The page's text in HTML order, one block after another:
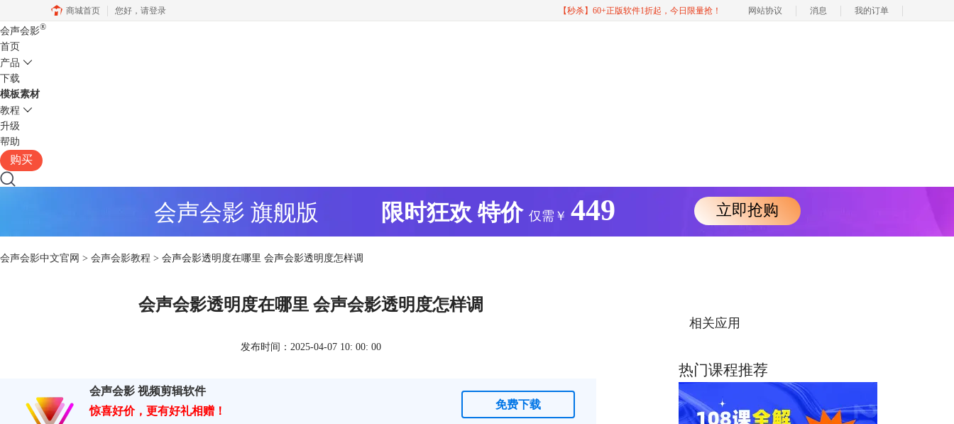
商城首页 您好， 请登录 【秒杀】60+正版软件1折起，今日限量抢！ 网站协议 消息 我的订单
会声会影®
首页
产品
下载
模板素材
教程
升级
帮助
购买
会声会影 旗舰版 限时狂欢 特价 仅需￥ 449 立即抢购
会声会影中文官网 > 会声会影教程 > 会声会影透明度在哪里 会声会影透明度怎样调
会声会影透明度在哪里 会声会影透明度怎样调
发布时间：2025-04-07 10: 00: 00
会声会影 视频剪辑软件
惊喜好价，更有好礼相赠！
免费下载
相关应用
热门课程推荐